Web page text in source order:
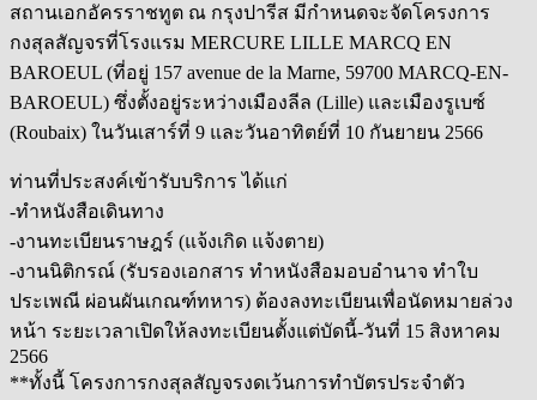
สถานเอกอัครราชทูต ณ กรุงปารีส มีกำหนดจะจัดโครงการ
กงสุลสัญจรที่โรงแรม MERCURE LILLE MARCQ EN
BAROEUL (ที่อยู่ 157 avenue de la Marne, 59700 MARCQ-EN-
BAROEUL) ซึ่งตั้งอยู่ระหว่างเมืองลีล (Lille) และเมืองรูเบซ์
(Roubaix) ในวันเสาร์ที่ 9 และวันอาทิตย์ที่ 10 กันยายน 2566
ท่านที่ประสงค์เข้ารับบริการ ได้แก่
-ทำหนังสือเดินทาง
-งานทะเบียนราษฎร์ (แจ้งเกิด แจ้งตาย)
-งานนิติกรณ์ (รับรองเอกสาร ทำหนังสือมอบอำนาจ ทำใบ
ประเพณี ผ่อนผันเกณฑ์ทหาร) ต้องลงทะเบียนเพื่อนัดหมายล่วง
หน้า ระยะเวลาเปิดให้ลงทะเบียนตั้งแต่บัดนี้-วันที่ 15 สิงหาคม
2566
**ทั้งนี้ โครงการกงสุลสัญจรงดเว้นการทำบัตรประจำตัว